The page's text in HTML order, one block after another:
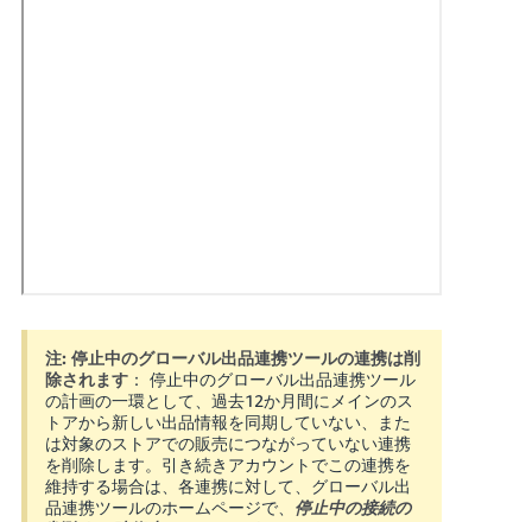
Français
- FR
Italiano
- IT
हिंदी
- IN
ロ
グ
イ
ン
登
注: 停止中のグローバル出品連携ツールの連携は削
除されます： 停止中のグローバル出品連携ツール
の計画の一環として、過去12か月間にメインのス
トアから新しい出品情報を同期していない、また
は対象のストアでの販売につながっていない連携
を削除します。引き続きアカウントでこの連携を
維持する場合は、各連携に対して、グローバル出
品連携ツールのホームページで、 停止中の接続の